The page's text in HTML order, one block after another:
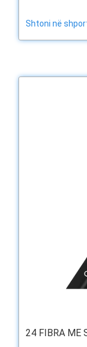
Shtoni në
24 FIBRA ME